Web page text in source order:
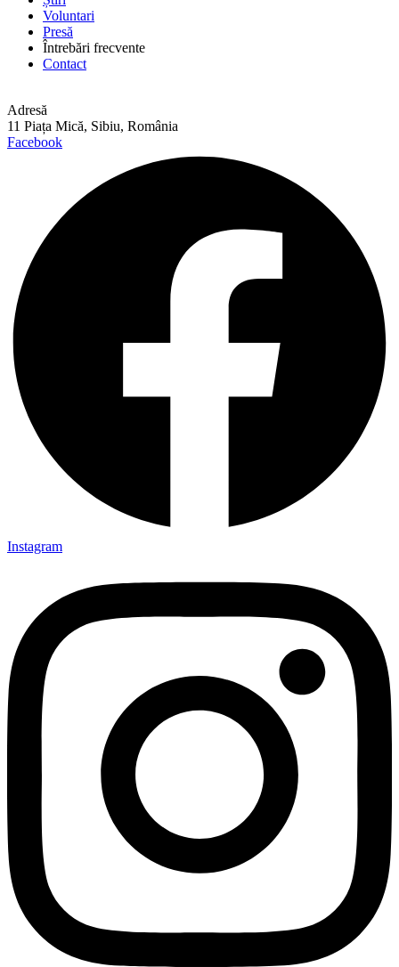
Voluntari
Presă
Întrebări frecvente
Contact
Adresă
11 Piața Mică, Sibiu, România
Facebook
Instagram